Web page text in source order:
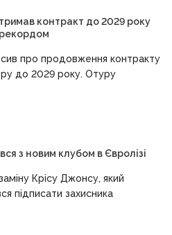
контракт до 2029 року
рекордом
про продовження контракту
до 2029 року. Отуру
з новим клубом в Євролізі
Крісу Джонсу, який
підписати захисника